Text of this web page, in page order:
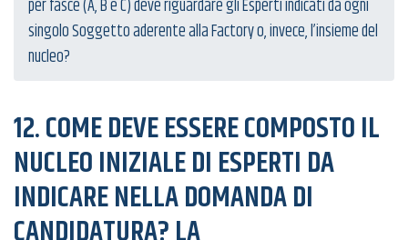
per fasce (A, B e C) deve riguardare gli Esperti indicati da ogni
singolo Soggetto aderente alla Factory o, invece, l’insieme del
nucleo?
12. COME DEVE ESSERE COMPOSTO IL
NUCLEO INIZIALE DI ESPERTI DA
INDICARE NELLA DOMANDA DI